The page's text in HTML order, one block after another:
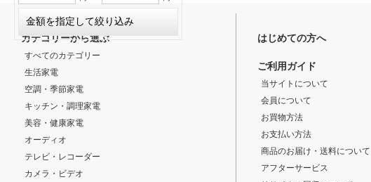
カテゴリーから選ぶ
すべてのカテゴリー
生活家電
空調・季節家電
キッチン・調理家電
美容・健康家電
オーディオ
テレビ・レコーダー
カメラ・ビデオ
はじめての方へ
ご利用ガイド
当サイトについて
会員について
お買物方法
お支払い方法
商品のお届け・送料について
アフターサービス